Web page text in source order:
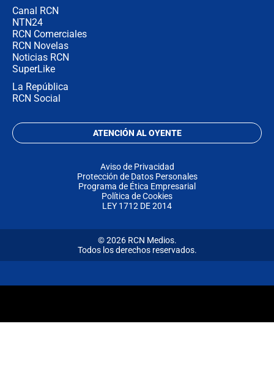
Canal RCN
NTN24
RCN Comerciales
RCN Novelas
Noticias RCN
SuperLike
La República
RCN Social
ATENCIÓN AL OYENTE
Aviso de Privacidad
Protección de Datos Personales
Programa de Ética Empresarial
Política de Cookies
LEY 1712 DE 2014
© 2026 RCN Medios.
Todos los derechos reservados.